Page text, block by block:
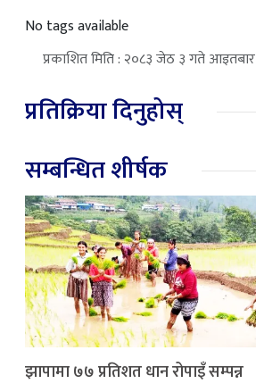
No tags available
प्रकाशित मिति : २०८३ जेठ ३ गते आइतबार
प्रतिक्रिया दिनुहोस्
सम्बन्धित शीर्षक
झापामा ७७ प्रतिशत धान रोपाइँ सम्पन्न